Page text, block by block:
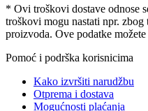
* Ovi troškovi dostave odnose
troškovi mogu nastati npr.
proizvoda. Ove podatke
Pomoć i podrška korisnicima
Kako izvršiti narudžbu
Otprema i dostava
Mogućnosti plaćanja